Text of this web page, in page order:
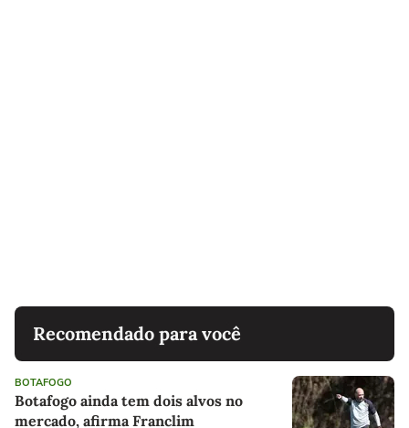
Recomendado para você
BOTAFOGO
Botafogo ainda tem dois alvos no
mercado, afirma Franclim